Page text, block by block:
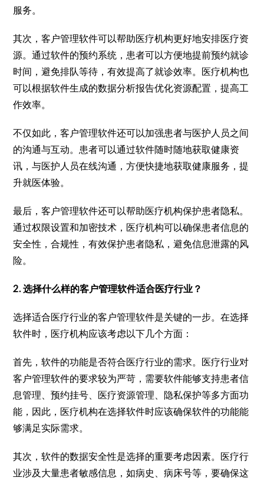
服务。
其次，客户管理软件可以帮助医疗机构更好地安排医疗资
源。通过软件的预约系统，患者可以方便地提前预约就诊
时间，避免排队等待，有效提高了就诊效率。医疗机构也
可以根据软件生成的数据分析报告优化资源配置，提高工
作效率。
不仅如此，客户管理软件还可以加强患者与医护人员之间
的沟通与互动。患者可以通过软件随时随地获取健康资
讯，与医护人员在线沟通，方便快捷地获取健康服务，提
升就医体验。
最后，客户管理软件还可以帮助医疗机构保护患者隐私。
通过权限设置和加密技术，医疗机构可以确保患者信息的
安全性，合规性，有效保护患者隐私，避免信息泄露的风
险。
2. 选择什么样的客户管理软件适合医疗行业？
选择适合医疗行业的客户管理软件是关键的一步。在选择
软件时，医疗机构应该考虑以下几个方面：
首先，软件的功能是否符合医疗行业的需求。医疗行业对
客户管理软件的要求较为严苛，需要软件能够支持患者信
息管理、预约挂号、医疗资源管理、隐私保护等多方面功
能，因此，医疗机构在选择软件时应该确保软件的功能能
够满足实际需求。
其次，软件的数据安全性是选择的重要考虑因素。医疗行
业涉及大量患者敏感信息，如病史、病床号等，要确保这